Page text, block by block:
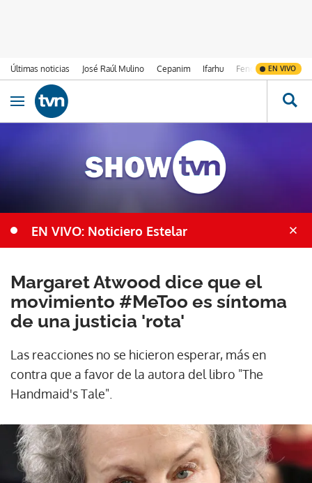
Últimas noticias José Raúl Mulino Cepanim Ifarhu Fenómeno de El
EN VIVO
Ir al contenido
Obrir navegació
EN VIVO: Noticiero Estelar
Margaret Atwood dice que el
movimiento #MeToo es síntoma
de una justicia 'rota'
Las reacciones no se hicieron esperar, más en
contra que a favor de la autora del libro "The
Handmaid's Tale".